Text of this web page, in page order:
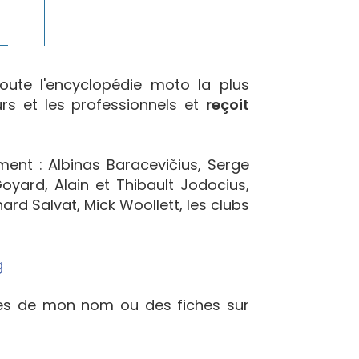
l'encyclopédie moto la plus
et les professionnels et reçoit
: Albinas Baracevičius, Serge
Alain et Thibault Jodocius,
Salvat, Mick Woollett, les clubs
de mon nom ou des fiches sur